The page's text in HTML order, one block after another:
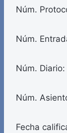
Núm.
Núm.
Núm. Diario:
Núm.
Fecha